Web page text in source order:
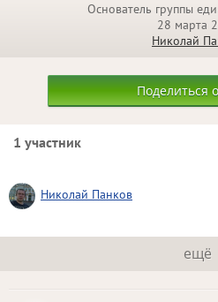
Основатель группы
28 марта
Николай
Поделиться
1 участник
Николай Панков
ещё